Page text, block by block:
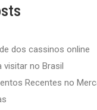
dos cassinos online
visitar no Brasil
Recentes no